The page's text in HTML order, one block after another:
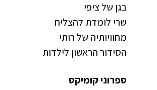
בגן של ציפי
שרי לומדת להצליח
מחוויותיה של רותי
הסידור הראשון לילדות
ספרוני קומיקס